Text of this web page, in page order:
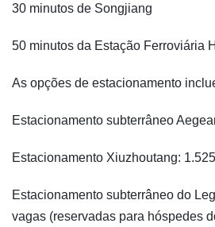
30 minutos de Songjiang
50 minutos da Estação Ferroviária
As opções de estacionamento
Estacionamento subterrâneo
Estacionamento Xiuzhoutang:
Estacionamento subterrâneo do
vagas (reservadas para hóspedes